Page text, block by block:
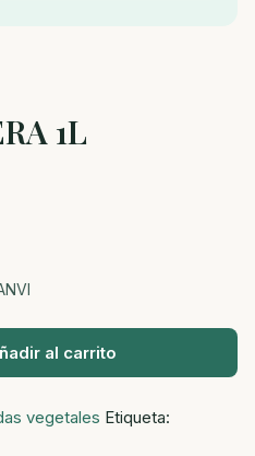
1L
al carrito
vegetales Etiqueta: